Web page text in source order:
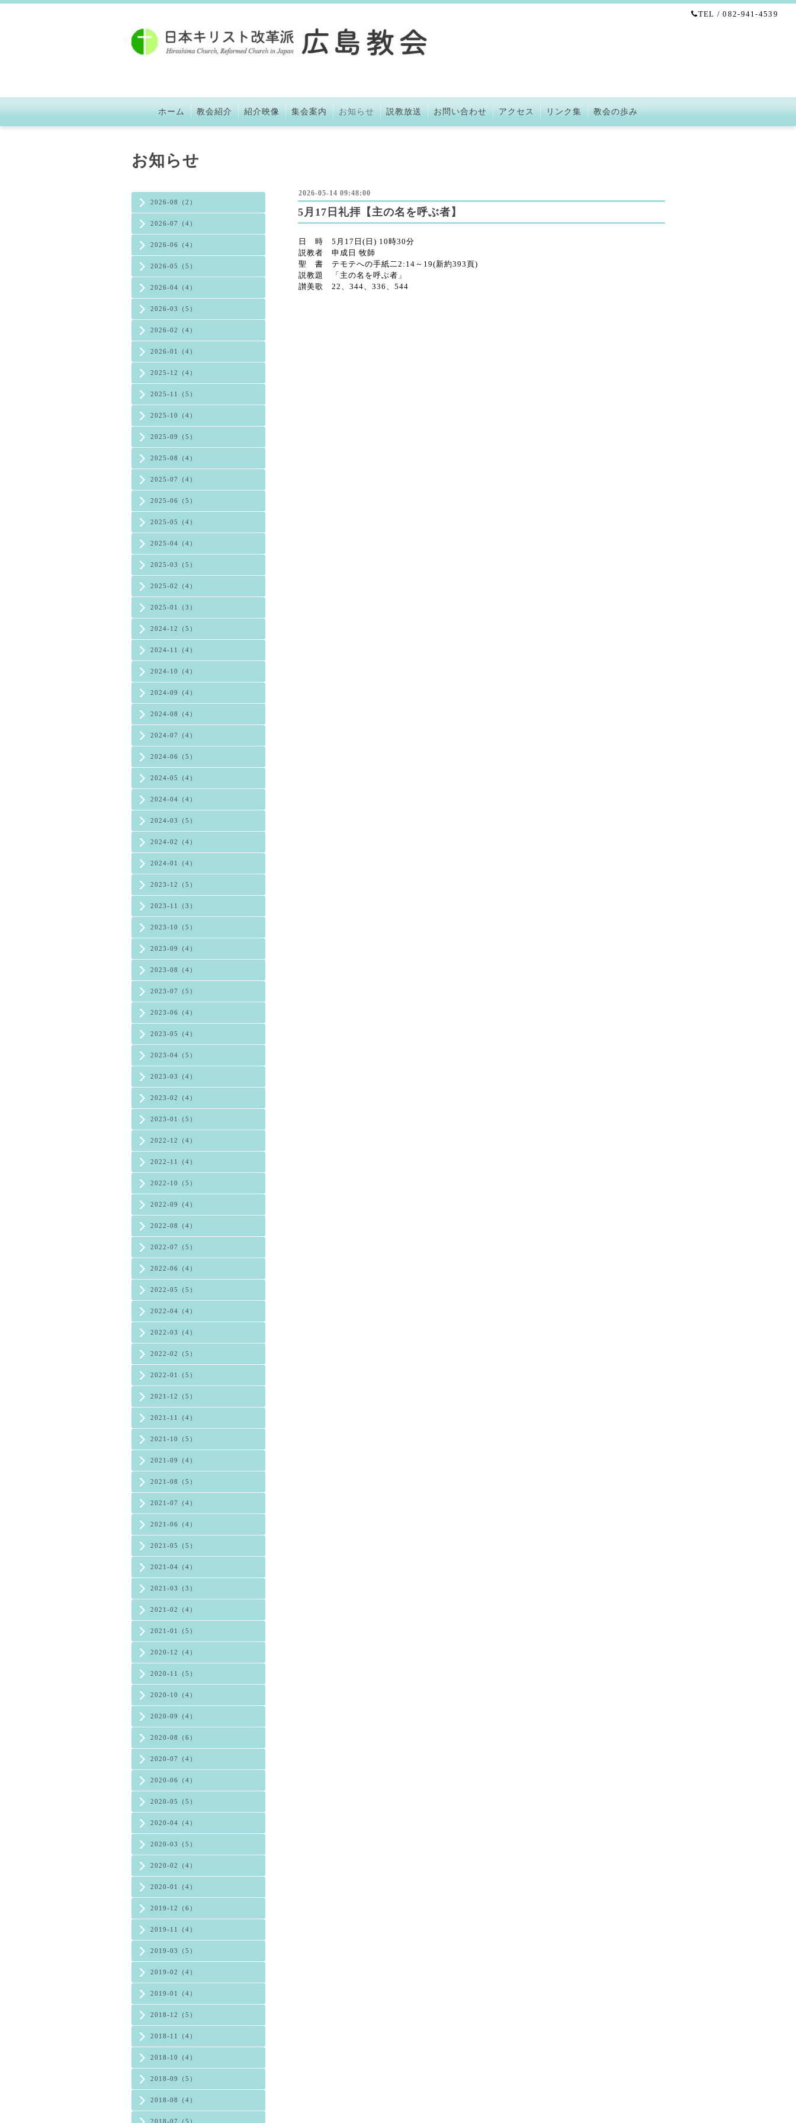
TEL / 082-941-4539
ホーム 教会紹介 紹介映像 集会案内 お知らせ 説教放送 お問い合わせ アクセス リンク集 教会の歩み
2026-08（2）
2026-07（4）
2026-06（4）
2026-05（5）
2026-04（4）
2026-03（5）
2026-02（4）
2026-01（4）
2025-12（4）
2025-11（5）
2025-10（4）
2025-09（5）
2025-08（4）
2025-07（4）
2025-06（5）
2025-05（4）
2025-04（4）
2025-03（5）
2025-02（4）
2025-01（3）
2024-12（5）
2024-11（4）
2024-10（4）
2024-09（4）
2024-08（4）
2024-07（4）
2024-06（5）
2024-05（4）
2024-04（4）
2024-03（5）
2024-02（4）
2024-01（4）
2023-12（5）
2023-11（3）
2023-10（5）
2023-09（4）
2023-08（4）
2023-07（5）
2023-06（4）
2023-05（4）
2023-04（5）
2023-03（4）
2023-02（4）
2023-01（5）
2022-12（4）
2022-11（4）
2022-10（5）
2022-09（4）
2022-08（4）
2022-07（5）
2022-06（4）
2022-05（5）
2022-04（4）
2022-03（4）
2022-02（5）
2022-01（5）
2021-12（5）
2021-11（4）
2021-10（5）
2021-09（4）
2021-08（5）
2021-07（4）
2021-06（4）
2021-05（5）
2021-04（4）
2021-03（3）
2021-02（4）
2021-01（5）
2020-12（4）
2020-11（5）
2020-10（4）
2020-09（4）
2020-08（6）
2020-07（4）
2020-06（4）
2020-05（5）
2020-04（4）
2020-03（5）
2020-02（4）
2020-01（4）
2019-12（6）
2019-11（4）
2019-03（5）
2019-02（4）
2019-01（4）
2018-12（5）
2018-11（4）
2018-10（4）
2018-09（5）
2018-08（4）
2018-07（5）
お知らせ
2026-05-14 09:48:00
5月17日礼拝【主の名を呼ぶ者】
日 時 5月17日(日) 10時30分
説教者 申成日 牧師
聖 書 テモテへの手紙二2:14～19(新約393頁)
説教題 「主の名を呼ぶ者」
讃美歌 22、344、336、544